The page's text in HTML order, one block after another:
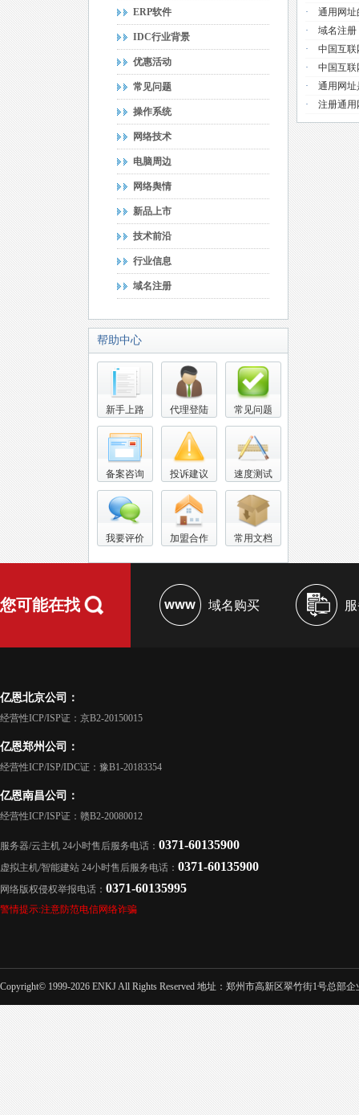
ERP软件
IDC行业背景
优惠活动
常见问题
操作系统
网络技术
电脑周边
网络舆情
新品上市
技术前沿
行业信息
域名注册
帮助中心
新手上路 代理登陆 常见问题
备案咨询 投诉建议 速度测试
我要评价 加盟合作 常用文档
· 通用网址
· 域名注册
· 中国互联
· 中国互联
· 通用网址
· 注册通用
您可能在找 域名购买
亿恩北京公司：
经营性ICP/ISP证：京B2-20150015
亿恩郑州公司：
经营性ICP/ISP/IDC证：豫B1-20183354
亿恩南昌公司：
经营性ICP/ISP证：赣B2-20080012
服务器/云主机 24小时售后服务电话： 0371-60135900
虚拟主机/智能建站 24小时售后服务电话： 0371-60135900
网络版权侵权举报电话： 0371-60135995
警情提示:注意防范电信网络诈骗
Copyright© 1999-2026 ENKJ All Rights Reserved 地址：郑州市高新区翠竹街1号